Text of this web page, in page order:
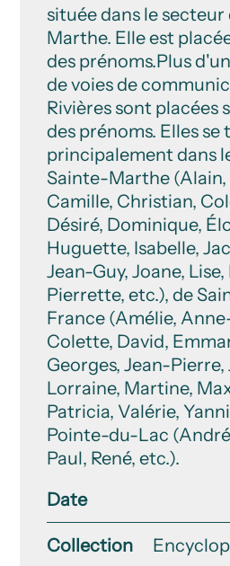
située dans le
Marthe. Elle est
des prénoms.Plus
de voies de
Rivières sont placées
des prénoms. Elles
principalement dans
Sainte-Marthe
Camille, Christian,
Désiré, Dominique,
Huguette, Isabelle,
Jean-Guy, Joane,
Pierrette, etc.), de
France (Amélie,
Colette, David,
Georges, Jean-Pierre,
Lorraine, Martine,
Patricia, Valérie,
Pointe-du-Lac
Paul, René, etc.).
Date
Collection